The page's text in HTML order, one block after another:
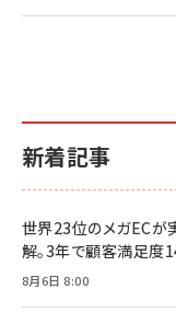
新着記事
世界23位のメガECが
解。3年で顧客満足度
8月6日 8:00